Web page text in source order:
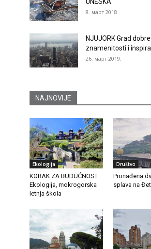
8. март 2018.
NJUJORK Grad
znamenitosti i
26. март 2019.
NAJNOVIJE
Ekologija
KORAK ZA BUDUĆNOST
Ekologija, mokrogorska
letnja škola
Društvo
Pronađena
splava na